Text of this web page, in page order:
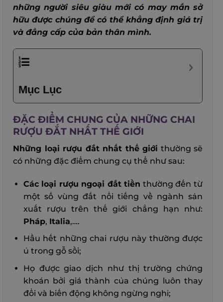
những người siêu giàu mới có may mắn sở
hữu được chúng để có thể khẳng định giá trị
và đẳng cấp của bản thân mình.
Mục Lục
ĐẶC ĐIỂM CHUNG CỦA NHỮNG CHAI
RƯỢU ĐẮT NHẤT THẾ GIỚI
Những loại rượu đắt nhất thế giới thường sẽ
có những đặc điểm chung cụ thể như sau:
Các loại rượu ngoại đắt tiền thường đến từ
một số vùng đất nổi tiếng về ngành sản
xuất rượu trên thế giới chẳng hạn như:
Pháp, Italia,….
Hầu hết những chai rượu này thường được
ủ trong gỗ sồi;
Họ được giao dịch như thị trường chứng
khoán bởi giá thành của chúng luôn thay
đổi và biến động không ngừng nghỉ;